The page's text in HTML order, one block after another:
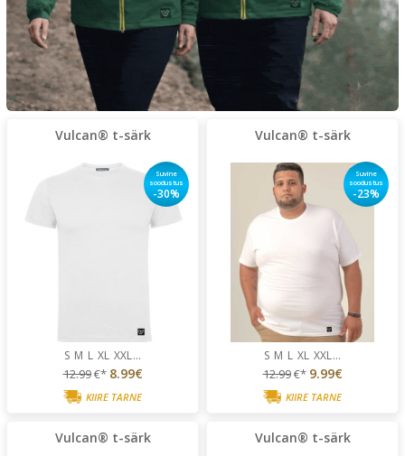
Vulcan® t-särk
Suvine
soodustus
-30%
S M L XL XXL...
12.99€* 8.99€
KIIRE TARNE
Vulcan® t-särk
Suvine
soodustus
-23%
S M L XL XXL...
12.99€* 9.99€
KIIRE TARNE
Vulcan® t-särk Vulcan® t-särk